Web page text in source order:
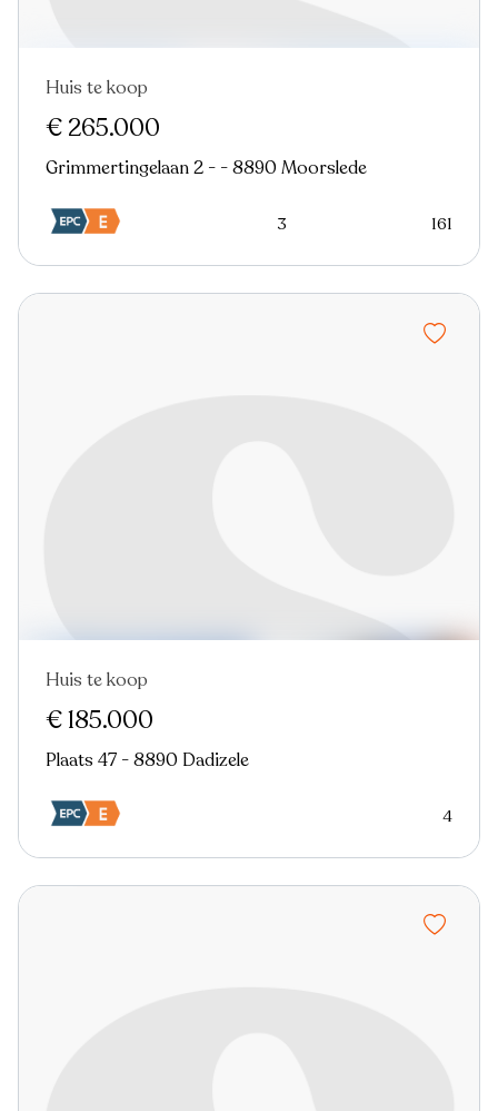
Huis te koop
€ 265.000
Grimmertingelaan 2 - - 8890 Moorslede
3 161
Huis te koop
€ 185.000
Plaats 47 - 8890 Dadizele
4